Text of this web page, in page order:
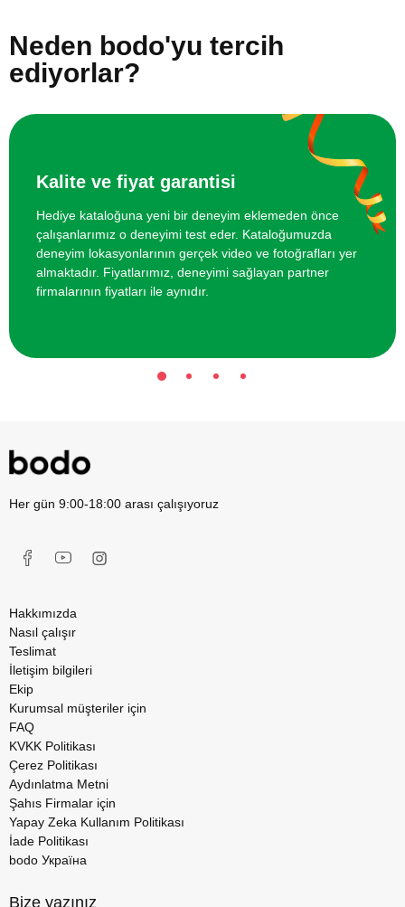
İki Kişi için VR Sanal Gerçeklik Oyunu
İki Kişi için Geleneksel Bali Masajı
2000 TL
Neden bodo'yu tercih
ediyorlar?
Kalite ve fiyat garantisi
Hediye kataloğuna yeni bir deneyim eklemeden önce
çalışanlarımız o deneyimi test eder. Kataloğumuzda
deneyim lokasyonlarının gerçek video ve fotoğrafları yer
almaktadır. Fiyatlarımız, deneyimi sağlayan partner
firmalarının fiyatları ile aynıdır.
Her gün 9:00-18:00 arası çalışıyoruz
Hakkımızda
Nasıl çalışır
Teslimat
İletişim bilgileri
Ekip
Kurumsal müşteriler için
FAQ
KVKK Politikası
Çerez Politikası
Aydınlatma Metni
Şahıs Firmalar için
Yapay Zeka Kullanım Politikası
İade Politikası
bodo Україна
Bize yazınız